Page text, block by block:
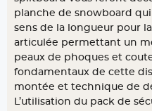
planche de snowboard
sens de la longueur pour
articulée permettant un
peaux de phoques et
fondamentaux de cette
montée et technique de
L’utilisation du pack de